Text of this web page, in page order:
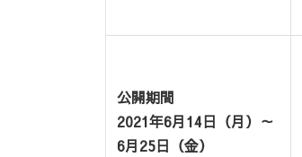
公開期間
2021年6月14日（月）～
6月25日（金）